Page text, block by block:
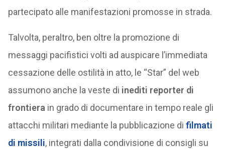
partecipato alle manifestazioni promosse in strada.
Talvolta, peraltro, ben oltre la promozione di
messaggi pacifistici volti ad auspicare l’immediata
cessazione delle ostilità in atto, le “Star” del web
assumono anche la veste di inediti reporter di
frontiera in grado di documentare in tempo reale gli
attacchi militari mediante la pubblicazione di filmati
di missili, integrati dalla condivisione di consigli su